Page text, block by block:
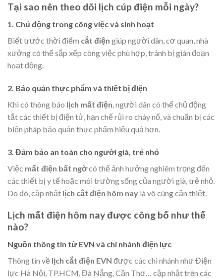
Tại sao nên theo dõi lịch cúp điện mỗi ngày?
1. Chủ động trong công việc và sinh hoạt
Biết trước thời điểm cắt điện giúp người dân, cơ quan, nhà
xưởng có thể sắp xếp công việc phù hợp, tránh bị gián đoạn
hoạt động.
2. Bảo quản thực phẩm và thiết bị điện
Khi có thông báo lịch mất điện , người dân có thể chủ động
tắt các thiết bị điện tử, hạn chế rủi ro cháy nổ, và chuẩn bị các
biện pháp bảo quản thực phẩm hiệu quả hơn.
3. Đảm bảo an toàn cho người già, trẻ nhỏ
Việc mất điện bất ngờcó thể ảnh hưởng nghiêm trọng đến
các thiết bị y tế hoặc môi trường sống của người già, trẻ nhỏ.
Do đó, cập nhật lịch cắt điện hôm nay là vô cùng cần thiết.
Lịch mất điện hôm nay được công bố như thế
nào?
Nguồn thông tin từ EVN và chi nhánh điện lực
Thông tin về lịch cắt điện EVN được các chi nhánh như Điện
lực Hà Nội, TP.HCM, Đà Nẵng, Cần Thơ… cập nhật trên các